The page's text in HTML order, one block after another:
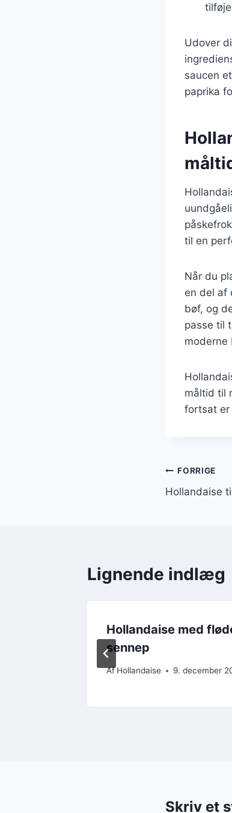
Udover
saucen
paprika
til en
Når du
en del af
bøf, og
passe til
moderne
måltid til
fortsat er
FORRIGE
Hollandaise
Lignende indlæg
Hollandaise med
sennep
Af Hollandaise 9. december
Skriv et